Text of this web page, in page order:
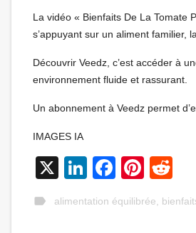
La vidéo « Bienfaits De La Tomate
s’appuyant sur un aliment familier,
Découvrir Veedz, c’est accéder à
environnement fluide et rassurant.
Un abonnement à Veedz permet
IMAGES IA
X LinkedIn
label alimentation équilibrée